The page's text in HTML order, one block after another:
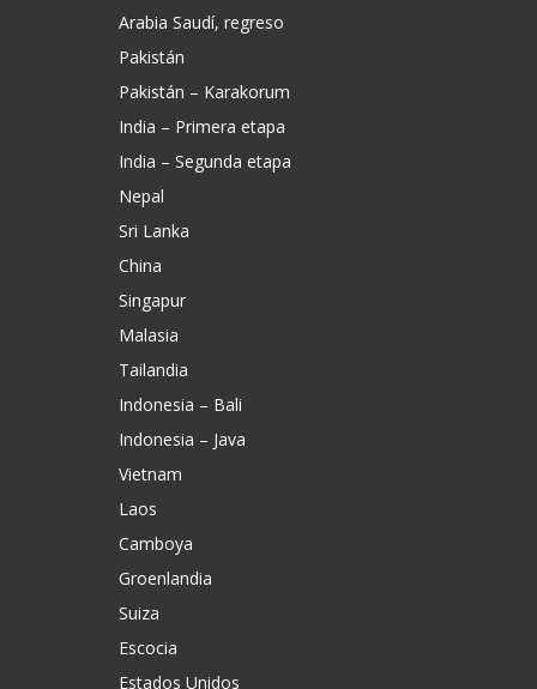
Arabia Saudí, regreso
Pakistán
Pakistán – Karakorum
India – Primera etapa
India – Segunda etapa
Nepal
Sri Lanka
China
Singapur
Malasia
Tailandia
Indonesia – Bali
Indonesia – Java
Vietnam
Laos
Camboya
Groenlandia
Suiza
Escocia
Estados Unidos